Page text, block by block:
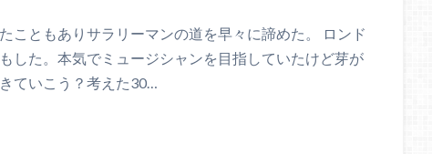
こともありサラリーマンの道を早々に諦めた。 ロンド
した。本気でミュージシャンを目指していたけど芽が
ていこう？考えた30…